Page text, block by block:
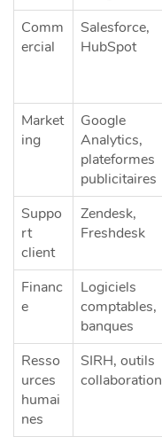
Comm
ercial
Salesforce,
HubSpot
Market
ing
Google
Analytics,
plateformes
publicitaires
Suppo
rt
client
Zendesk,
Freshdesk
Financ
e
Logiciels
comptables,
banques
Resso
urces
humai
nes
SIRH, outils
collaboration